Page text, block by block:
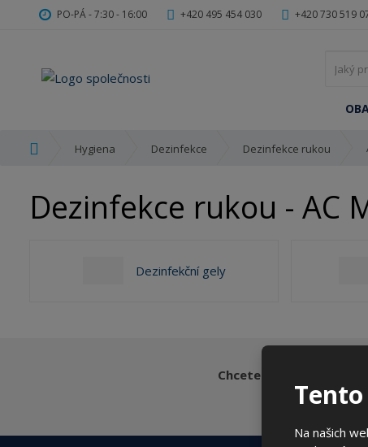
Na našich
PO-PÁ - 7:30 - 16:00 +420 495 454 030 +420 730 519
d
n
Hygiena Dezinfekce Dezinfekce rukou
Dezinfekce rukou - AC
Dezinfekční gely
Chcete být informováni